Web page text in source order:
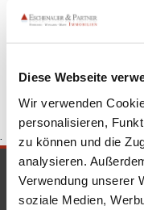
Diese Webseite
Wir verwenden
personalisieren,
zu können und die
analysieren.
Verwendung unserer
soziale Medien,
Sandhausen
Sandhausen
.